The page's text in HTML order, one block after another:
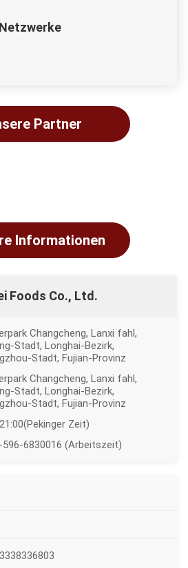
Partner
Informationen
Foods Co., Ltd.
Changcheng, Lanxi fahl,
Stadt, Longhai-Bezirk,
Stadt, Fujian-Provinz
Changcheng, Lanxi fahl,
Stadt, Longhai-Bezirk,
Stadt, Fujian-Provinz
Zeit)
6830016 (Arbeitszeit)